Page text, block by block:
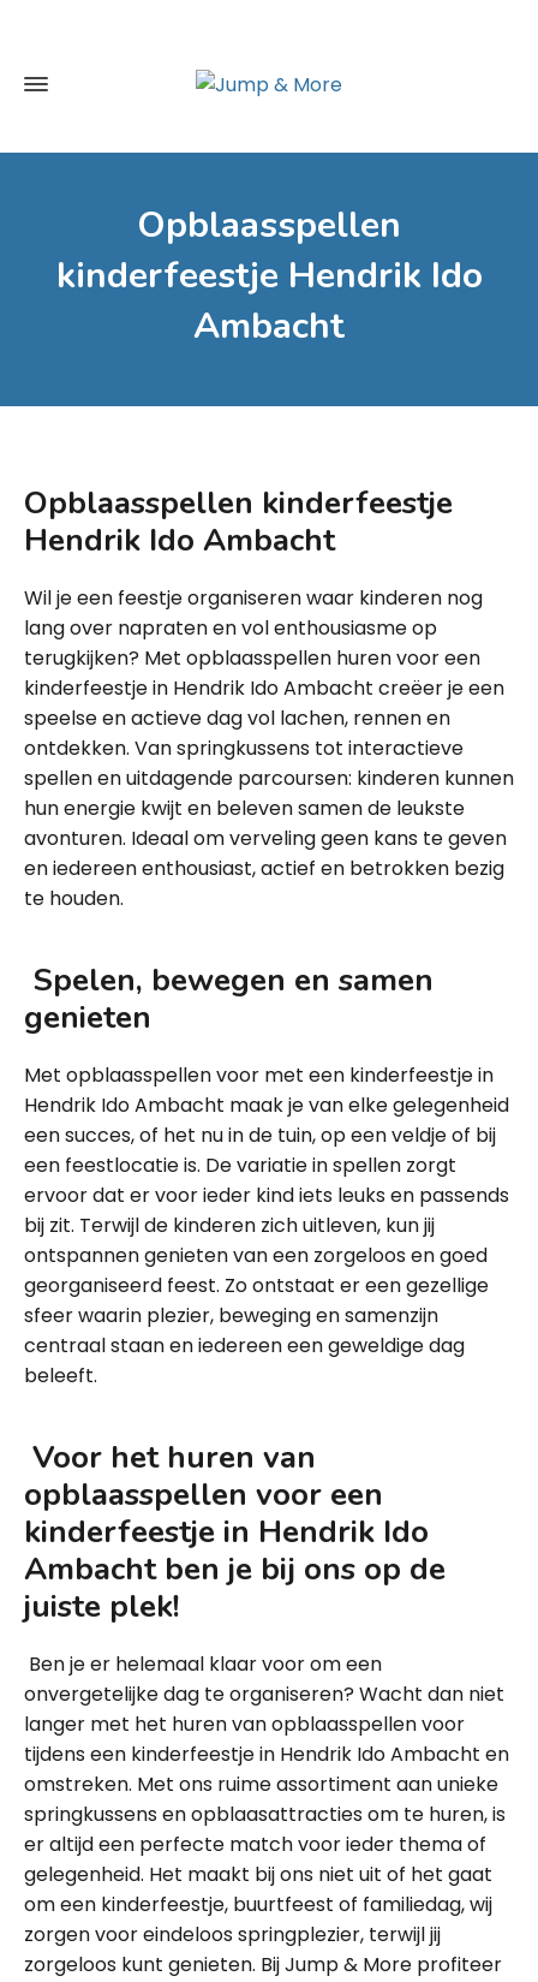
Opblaasspellen
kinderfeestje Hendrik Ido
Ambacht
Opblaasspellen kinderfeestje
Hendrik Ido Ambacht
Wil je een feestje organiseren waar kinderen nog
lang over napraten en vol enthousiasme op
terugkijken? Met opblaasspellen huren voor een
kinderfeestje in Hendrik Ido Ambacht creëer je een
speelse en actieve dag vol lachen, rennen en
ontdekken. Van springkussens tot interactieve
spellen en uitdagende parcoursen: kinderen kunnen
hun energie kwijt en beleven samen de leukste
avonturen. Ideaal om verveling geen kans te geven
en iedereen enthousiast, actief en betrokken bezig
te houden.
Spelen, bewegen en samen
genieten
Met opblaasspellen voor met een kinderfeestje in
Hendrik Ido Ambacht maak je van elke gelegenheid
een succes, of het nu in de tuin, op een veldje of bij
een feestlocatie is. De variatie in spellen zorgt
ervoor dat er voor ieder kind iets leuks en passends
bij zit. Terwijl de kinderen zich uitleven, kun jij
ontspannen genieten van een zorgeloos en goed
georganiseerd feest. Zo ontstaat er een gezellige
sfeer waarin plezier, beweging en samenzijn
centraal staan en iedereen een geweldige dag
beleeft.
Voor het huren van
opblaasspellen voor een
kinderfeestje in Hendrik Ido
Ambacht ben je bij ons op de
juiste plek!
Ben je er helemaal klaar voor om een
onvergetelijke dag te organiseren? Wacht dan niet
langer met het huren van opblaasspellen voor
tijdens een kinderfeestje in Hendrik Ido Ambacht en
omstreken. Met ons ruime assortiment aan unieke
springkussens en opblaasattracties om te huren, is
er altijd een perfecte match voor ieder thema of
gelegenheid. Het maakt bij ons niet uit of het gaat
om een kinderfeestje, buurtfeest of familiedag, wij
zorgen voor eindeloos springplezier, terwijl jij
zorgeloos kunt genieten. Bij Jump & More profiteer